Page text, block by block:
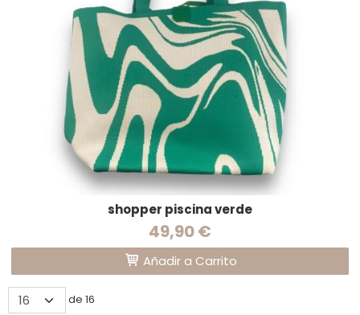
shopper piscina verde
49,90 €
Añadir a Carrito
de 16